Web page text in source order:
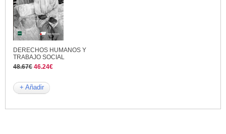
DERECHOS HUMANOS Y
TRABAJO SOCIAL
48.67€ 46.24€
+ Añadir